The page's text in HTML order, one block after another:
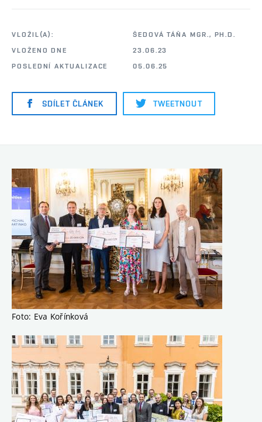
VLOŽIL(A):
ŠEDOVÁ TÁŇA MGR., PH.D.
VLOŽENO DNE
23.06.23
POSLEDNÍ AKTUALIZACE
05.06.25
SDÍLET ČLÁNEK TWEETNOUT
Foto: Eva Kořínková